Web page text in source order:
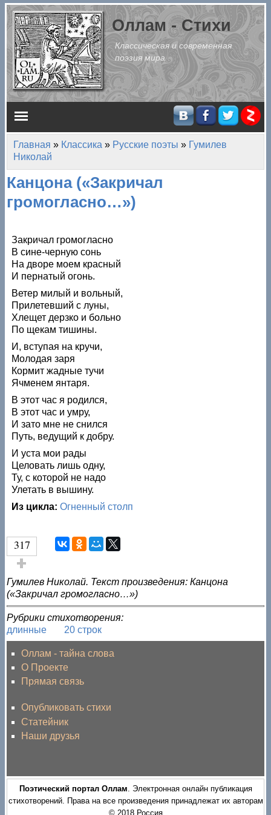
Перейти к основному содержанию
Оллам - Стихи
Классическая и современная
поэзия мира
Главное меню
Вы здесь
Главная » Классика » Русские поэты » Гумилев
Николай
Канцона («Закричал
громогласно…»)
Закричал громогласно
В сине-черную сонь
На дворе моем красный
И пернатый огонь.
Ветер милый и вольный,
Прилетевший с луны,
Хлещет дерзко и больно
По щекам тишины.
И, вступая на кручи,
Молодая заря
Кормит жадные тучи
Ячменем янтаря.
В этот час я родился,
В этот час и умру,
И зато мне не снился
Путь, ведущий к добру.
И уста мои рады
Целовать лишь одну,
Ту, с которой не надо
Улетать в вышину.
Из цикла:Огненный столп
317
Голос за!
Гумилев Николай. Текст произведения: Канцона
(«Закричал громогласно…»)
Рубрики стихотворения:
длинные
20 строк
Оллам - тайна слова
О Проекте
Прямая связь
Опубликовать стихи
Статейник
Наши друзья
Поэтический портал Оллам. Электронная онлайн публикация
стихотворений. Права на все произведения принадлежат их авторам
© 2018 Россия